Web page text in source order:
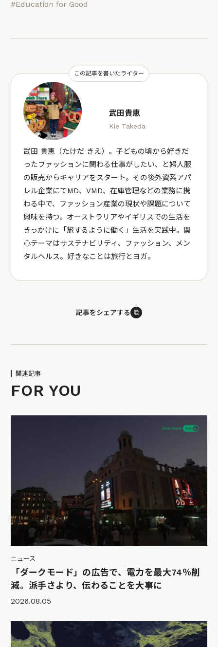
#Education for Good
この記事を書いたライター
武田貴恵
Kie Takeda
武田 貴恵（たけだ きえ）。子どもの頃から好きだ
ったファッションに関わる仕事がしたい、と婦人服
の販売からキャリアをスタート。その後外資系アパ
レル企業にてMD、VMD、在庫管理などの業務に携
わる中で、ファッション産業の現状や課題について
興味を持つ。オーストラリアやイギリスでの生活を
きっかけに「旅するように働く」生活を実践中。関
心テーマはサステナビリティ、ファッション、メン
タルヘルス。好きなことは旅行とヨガ。
記事をシェアする ⧉
関連記事
FOR YOU
ニュース
「ダークモード」の広告で、電力を最大74％削
減。派手さより、伝わることを大事に
2026.08.05